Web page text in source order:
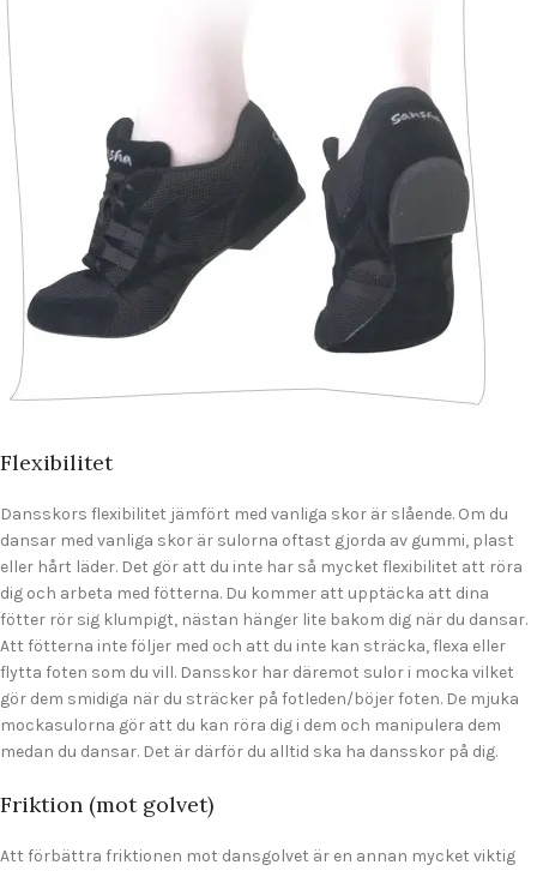
Flexibilitet
Dansskors flexibilitet jämfört med vanliga skor är slående. Om du
dansar med vanliga skor är sulorna oftast gjorda av gummi, plast
eller hårt läder. Det gör att du inte har så mycket flexibilitet att röra
dig och arbeta med fötterna. Du kommer att upptäcka att dina
fötter rör sig klumpigt, nästan hänger lite bakom dig när du dansar.
Att fötterna inte följer med och att du inte kan sträcka, flexa eller
flytta foten som du vill. Dansskor har däremot sulor i mocka vilket
gör dem smidiga när du sträcker på fotleden/böjer foten. De mjuka
mockasulorna gör att du kan röra dig i dem och manipulera dem
medan du dansar. Det är därför du alltid ska ha dansskor på dig.
Friktion (mot golvet)
Att förbättra friktionen mot dansgolvet är en annan mycket viktig